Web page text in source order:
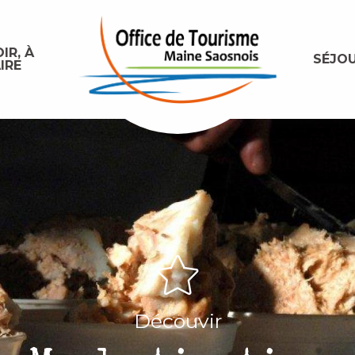
À
Découvir